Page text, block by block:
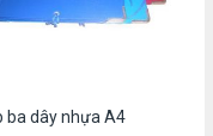
ba dây nhựa A4